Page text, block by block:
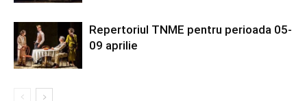
Repertoriul TNME pentru perioada 05-
09 aprilie